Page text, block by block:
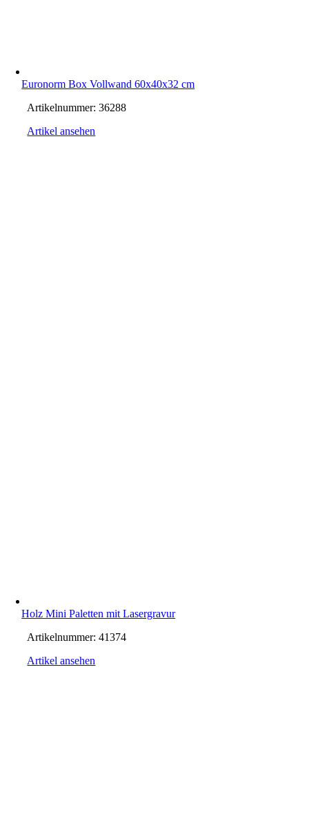
Euronorm Box Vollwand 60x40x32 cm
Artikelnummer:36288
Artikel ansehen
Holz Mini Paletten mit Lasergravur
Artikelnummer:41374
Artikel ansehen